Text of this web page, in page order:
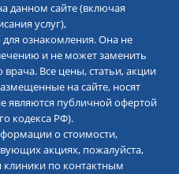
данном сайте (включая
услуг),
ознакомления. Она не
и не может заменить
Все цены, статьи, акции
на сайте, носят
являются публичной офертой
кодекса РФ).
о стоимости,
акциях, пожалуйста,
клиники по контактным